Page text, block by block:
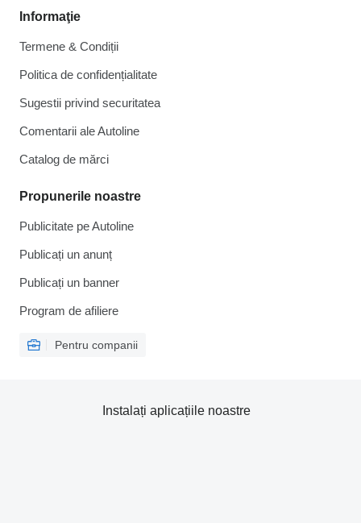
Informaţie
Termene & Condiții
Politica de confidențialitate
Sugestii privind securitatea
Comentarii ale Autoline
Catalog de mărcі
Propunerile noastre
Publicitate pe Autoline
Publicați un anunț
Publicați un banner
Program de afiliere
Pentru companii
Instalați aplicațiile noastre